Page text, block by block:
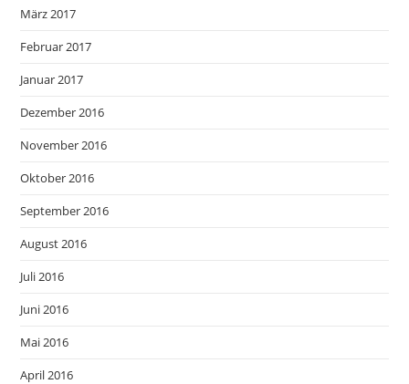
März 2017
Februar 2017
Januar 2017
Dezember 2016
November 2016
Oktober 2016
September 2016
August 2016
Juli 2016
Juni 2016
Mai 2016
April 2016